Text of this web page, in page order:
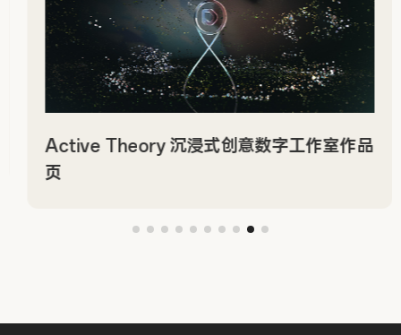
Active Theory 沉浸式创意数字工作室作品
页